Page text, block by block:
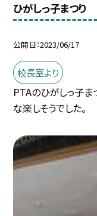
ひがしっ子まつり
公開日 2023/06/17
校長室より
PTAのひがしっ子ま
な楽しそうでした。